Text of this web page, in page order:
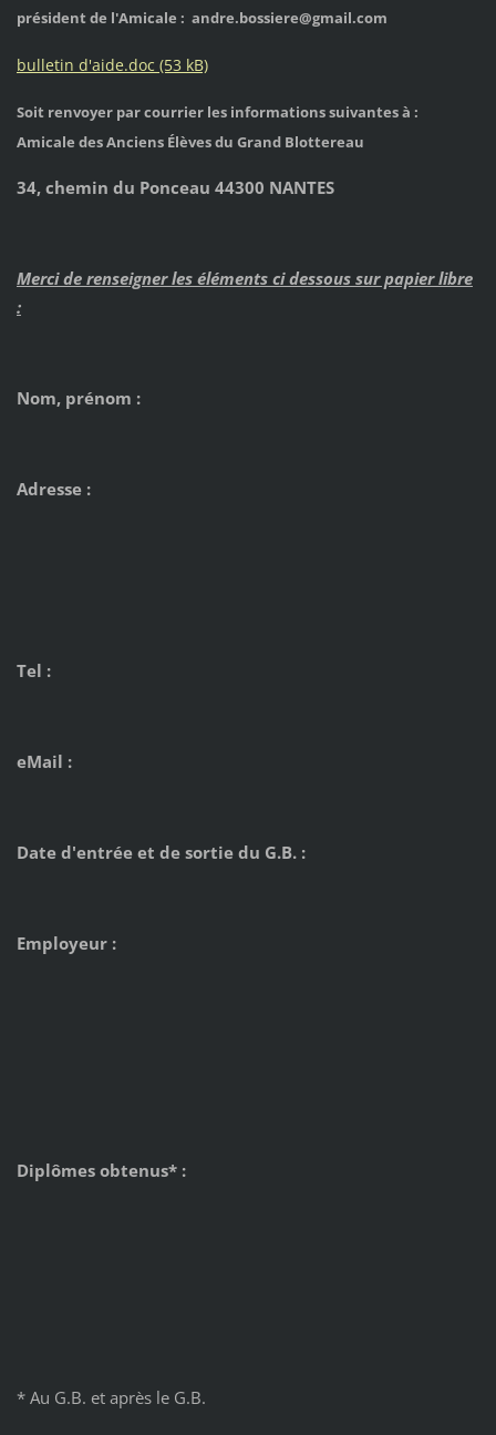
président de l'Amicale : andre.bossiere@gmail.com
bulletin d'aide.doc (53 kB)
Soit renvoyer par courrier les informations suivantes à :
Amicale des Anciens Élèves du Grand Blottereau
34, chemin du Ponceau 44300 NANTES
Merci de renseigner les éléments ci dessous sur papier libre
:
Nom, prénom :
Adresse :
Tel :
eMail :
Date d'entrée et de sortie du G.B. :
Employeur :
Diplômes obtenus* :
* Au G.B. et après le G.B.